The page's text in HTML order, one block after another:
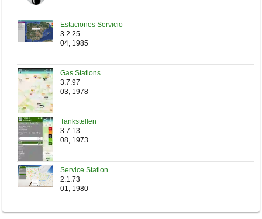
Estaciones Servicio
3.2.25
04, 1985
Gas Stations
3.7.97
03, 1978
Tankstellen
3.7.13
08, 1973
Service Station
2.1.73
01, 1980